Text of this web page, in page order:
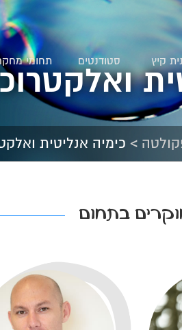
קיץ סטודנטים תחומי
> כימיה אנליטית
בתחום